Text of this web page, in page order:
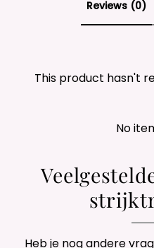
Reviews (0)
This product hasn't
No
Heb je nog andere